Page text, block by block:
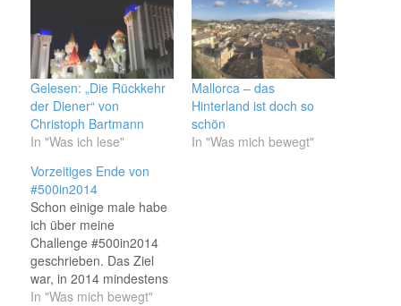
Gelesen: „Die Rückkehr
der Diener“ von
Christoph Bartmann
In "Was ich lese"
Mallorca – das
Hinterland ist doch so
schön
In "Was mich bewegt"
Vorzeitiges Ende von
#500in2014
Schon einige male habe
ich über meine
Challenge #500in2014
geschrieben. Das Ziel
war, in 2014 mindestens
500 Meilen, also etwas
In "Was mich bewegt"